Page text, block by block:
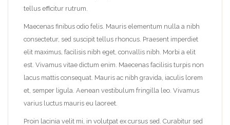
tellus efficitur rutrum.
Maecenas finibus odio felis. Mauris elementum nulla a nibh
consectetur, sed suscipit tellus rhoncus. Praesent imperdiet
elit maximus, facilisis nibh eget, convallis nibh. Morbi a elit
est. Vivamus vitae dictum enim. Maecenas facilisis turpis non
lacus mattis consequat. Mauris ac nibh gravida, iaculis lorem
et, semper ligula. Aenean vestibulum fringilla leo. Vivamus
varius luctus mauris eu laoreet.
Proin lacinia velit mi, in volutpat ex cursus sed. Curabitur sed